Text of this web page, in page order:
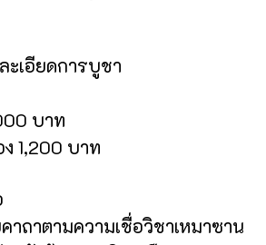
ะเอียดการบูชา
บาท
1,200 บาท
าถาตามความเชื่อวิชาเหมาซาน